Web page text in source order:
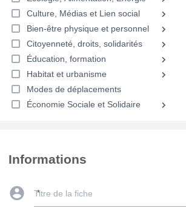
Culture, Médias et Lien social
Bien-être physique et personnel
Citoyenneté, droits, solidarités
Éducation, formation
Habitat et urbanisme
Modes de déplacements
Économie Sociale et Solidaire
Informations
Titre de la fiche